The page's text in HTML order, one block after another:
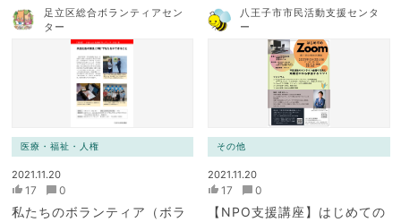
足立区総合ボランティアセン
ター
医療・福祉・人権
2021.11.20
17 0
私たちのボランティア（ボラ
八王子市市民活動支援センタ
ー
その他
2021.11.20
17 0
【NPO支援講座】はじめての